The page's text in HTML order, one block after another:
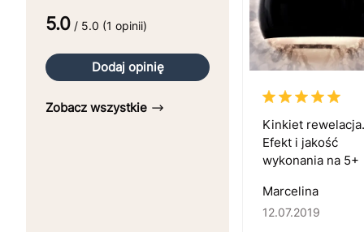
5.0 / 5.0 (1 opinii)
Dodaj opinię
Zobacz wszystkie
Kinkiet rewelacja.
Efekt i jakość
wykonania na 5+
Marcelina
12.07.2019